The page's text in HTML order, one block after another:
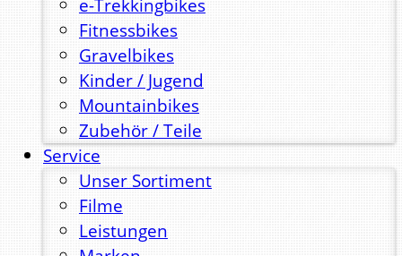
e-Trekkingbikes
Fitnessbikes
Gravelbikes
Kinder / Jugend
Mountainbikes
Zubehör / Teile
Service
Unser Sortiment
Filme
Leistungen